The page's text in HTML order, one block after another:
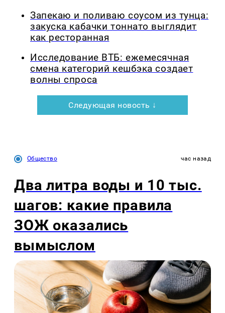
Запекаю и поливаю соусом из тунца:
закуска кабачки тоннато выглядит
как ресторанная
Исследование ВТБ: ежемесячная
смена категорий кешбэка создает
волны спроса
Следующая новость ↓
Общество час назад
Два литра воды и 10 тыс.
шагов: какие правила
ЗОЖ оказались
вымыслом